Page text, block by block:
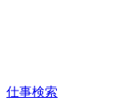
仕事検索